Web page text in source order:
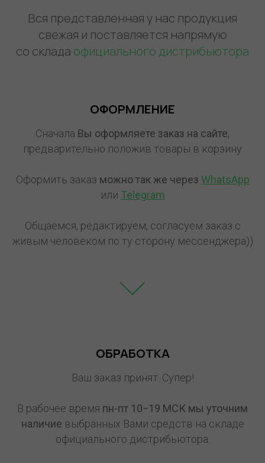
Вся представленная у нас продукция
свежая и поставляется напрямую
со склада официального дистрибьютора
ОФОРМЛЕНИЕ
Сначала Вы оформляете заказ на сайте,
предварительно положив товары в корзину
Оформить заказ можно так же через WhatsApp
или Telegram
Общаемся, редактируем, согласуем заказ с
живым человеком по ту сторону мессенджера))
ОБРАБОТКА
Ваш заказ принят. Супер!
В рабочее время пн-пт 10−19 МСК мы уточним
наличие выбранных Вами средств на складе
официального дистрибьютора.